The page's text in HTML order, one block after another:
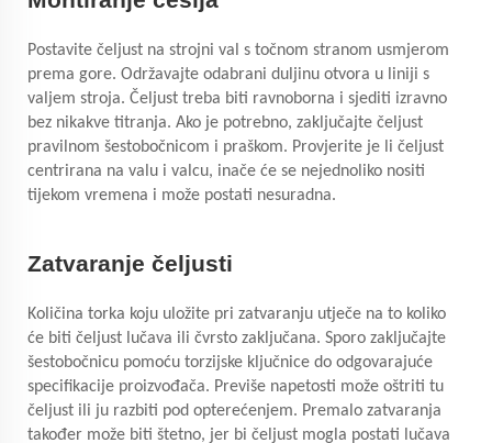
Postavite čeljust na strojni val s točnom stranom usmjerom
prema gore. Održavajte odabrani duljinu otvora u liniji s
valjem stroja. Čeljust treba biti ravnoborna i sjediti izravno
bez nikakve titranja. Ako je potrebno, zaključajte čeljust
pravilnom šestobočnicom i praškom. Provjerite je li čeljust
centrirana na valu i valcu, inače će se nejednoliko nositi
tijekom vremena i može postati nesuradna.
Zatvaranje čeljusti
Količina torka koju uložite pri zatvaranju utječe na to koliko
će biti čeljust lučava ili čvrsto zaključana. Sporo zaključajte
šestobočnicu pomoću torzijske ključnice do odgovarajuće
specifikacije proizvođača. Previše napetosti može oštriti tu
čeljust ili ju razbiti pod opterećenjem. Premalo zatvaranja
također može biti štetno, jer bi čeljust mogla postati lučava